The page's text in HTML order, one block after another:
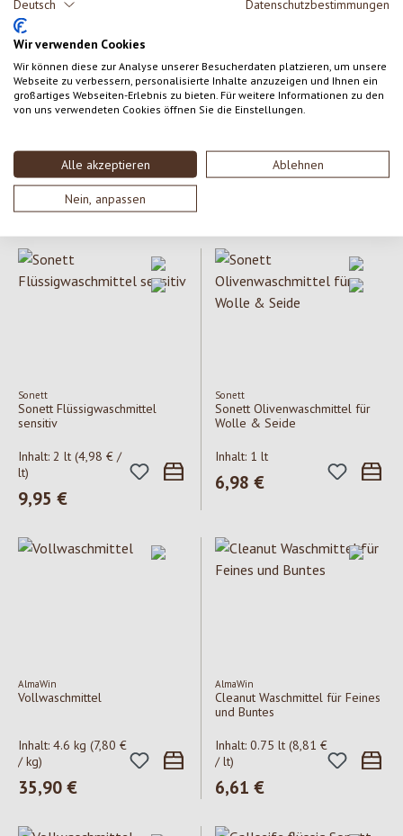
Deutsch Datenschutzbestimmungen
Wir verwenden Cookies
Wir können diese zur Analyse unserer Besucherdaten platzieren, um unsere
Webseite zu verbessern, personalisierte Inhalte anzuzeigen und Ihnen ein
großartiges Webseiten-Erlebnis zu bieten. Für weitere Informationen zu den
von uns verwendeten Cookies öffnen Sie die Einstellungen.
Alle akzeptieren Ablehnen
Nein, anpassen
AlmaWin
0.75 lt
(4,73 € / lt)
Regulärer Preis:
3,55 €
AlmaWin
Wäscheduft Verbena
0.75 lt(7,93 €
/ lt)
Sonett
Sonett Flüssigwaschmittel
sensitiv
Inhalt: 2 lt (4,98 € /
lt)
Regulärer Preis:
9,95 €
Sonett
Sonett Olivenwaschmittel für
Wolle & Seide
Inhalt: 1 lt
Regulärer Preis:
6,98 €
AlmaWin
Vollwaschmittel
Inhalt: 4.6 kg (7,80 €
/ kg)
Regulärer Preis:
35,90 €
AlmaWin
Cleanut Waschmittel für Feines
und Buntes
Inhalt: 0.75 lt (8,81 €
/ lt)
Regulärer Preis:
6,61 €